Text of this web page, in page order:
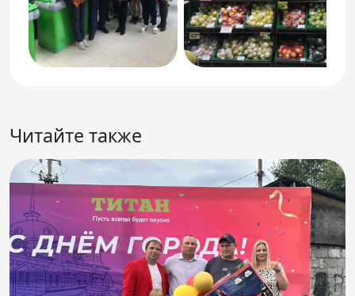
Читайте также